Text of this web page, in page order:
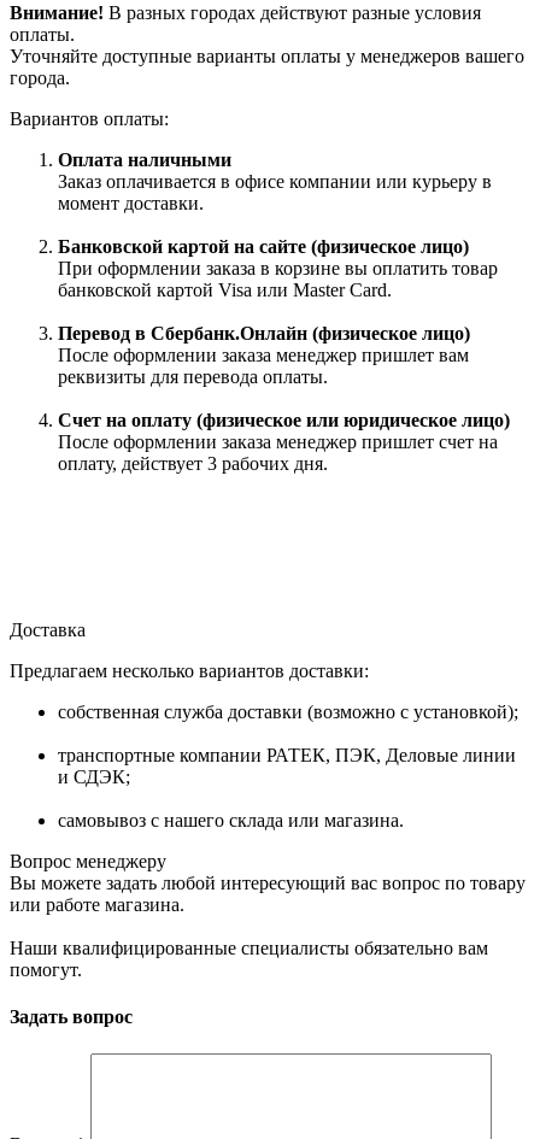
Внимание! В разных городах действуют разные условия
оплаты.
Уточняйте доступные варианты оплаты у менеджеров вашего
города.
Вариантов оплаты:
Оплата наличными
Заказ оплачивается в офисе компании или курьеру в
момент доставки.
Банковской картой на сайте (физическое лицо)
При оформлении заказа в корзине вы оплатить товар
банковской картой Visa или Master Card.
Перевод в Сбербанк.Онлайн (физическое лицо)
После оформлении заказа менеджер пришлет вам
реквизиты для перевода оплаты.
Счет на оплату (физическое или юридическое лицо)
После оформлении заказа менеджер пришлет счет на
оплату, действует 3 рабочих дня.
Доставка
Предлагаем несколько вариантов доставки:
собственная служба доставки (возможно с установкой);
транспортные компании РАТЕК, ПЭК, Деловые линии
и СДЭК;
самовывоз с нашего склада или магазина.
Вопрос менеджеру
Вы можете задать любой интересующий вас вопрос по товару
или работе магазина.
Наши квалифицированные специалисты обязательно вам
помогут.
Задать вопрос